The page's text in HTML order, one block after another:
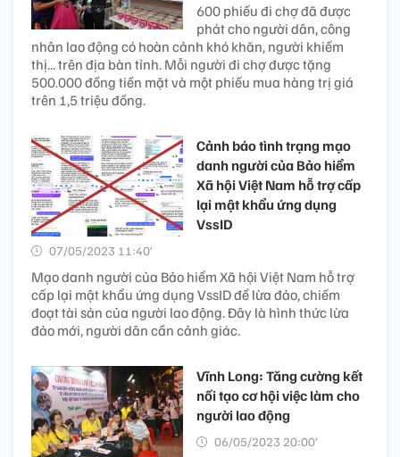
600 phiếu đi chợ đã được
phát cho người dân, công
nhân lao động có hoàn cảnh khó khăn, người khiếm
thị... trên địa bàn tỉnh. Mỗi người đi chợ được tặng
500.000 đồng tiền mặt và một phiếu mua hàng trị giá
trên 1,5 triệu đồng.
Cảnh báo tình trạng mạo
danh người của Bảo hiểm
Xã hội Việt Nam hỗ trợ cấp
lại mật khẩu ứng dụng
VssID
07/05/2023 11:40’
Mạo danh người của Bảo hiểm Xã hội Việt Nam hỗ trợ
cấp lại mật khẩu ứng dụng VssID để lừa đảo, chiếm
đoạt tài sản của người lao động. Đây là hình thức lừa
đảo mới, người dân cần cảnh giác.
Vĩnh Long: Tăng cường kết
nối tạo cơ hội việc làm cho
người lao động
06/05/2023 20:00’